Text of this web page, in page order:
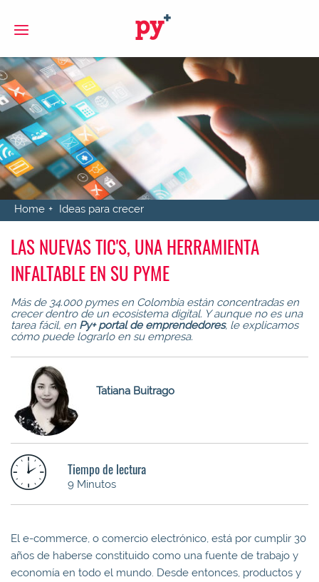
Home Ideas para crecer
LAS NUEVAS TIC'S, UNA HERRAMIENTA
INFALTABLE EN SU PYME
Más de 34.000 pymes en Colombia están concentradas en
crecer dentro de un ecosistema digital. Y aunque no es una
tarea fácil, en Py+ portal de emprendedores, le explicamos
cómo puede lograrlo en su empresa.
Tatiana Buitrago
Tiempo de lectura
9 Minutos
El e-commerce, o comercio electrónico, está por cumplir 30
años de haberse constituido como una fuente de trabajo y
economía en todo el mundo. Desde entonces, productos y